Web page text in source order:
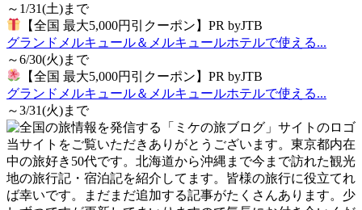
～1/31(土)まで
【全国 最大5,000円引クーポン】PR byJTB
グランドメルキュール＆メルキュールホテルで使える...
～6/30(火)まで
【全国 最大5,000円引クーポン】PR byJTB
グランドメルキュール＆メルキュールホテルで使える...
～3/31(火)まで
当サイトをご覧いただきありがとうございます。東京都内在
中の旅好き50代です。北海道から沖縄まで今まで訪れた観光
地の旅行記・宿泊記を紹介してます。皆様の旅行に役立てれ
ば幸いです。まだまだ追加する記事がたくさんあります。少